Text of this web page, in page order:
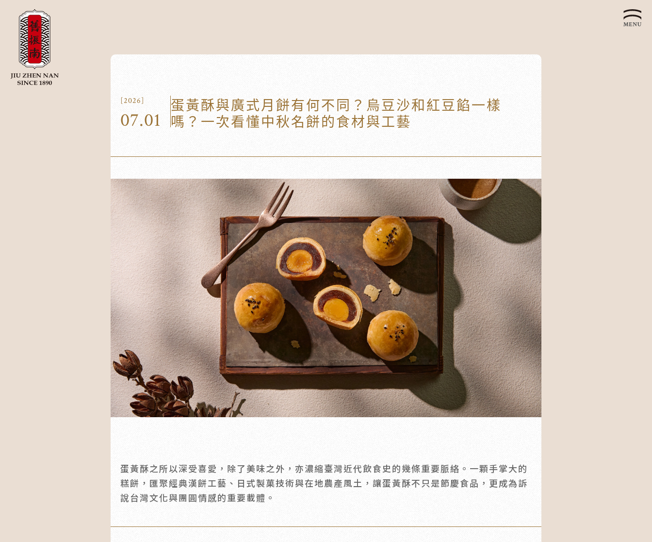
[2026]
07.01
蛋黃酥與廣式月餅有何不同？烏豆沙和紅豆餡一樣
嗎？一次看懂中秋名餅的食材與工藝
蛋黃酥之所以深受喜愛，除了美味之外，亦濃縮臺灣近代飲食史的幾條重要脈絡。一顆手掌大的
糕餅，匯聚經典漢餅工藝、日式製菓技術與在地農產風土，讓蛋黃酥不只是節慶食品，更成為訴
說台灣文化與團圓情感的重要載體。